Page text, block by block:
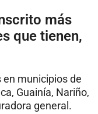
más
que tienen,
en municipios de
Guainía, Nariño,
general.